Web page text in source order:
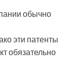
обычно
эти патенты
обязательно